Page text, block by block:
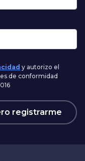
y autorizo el
de conformidad
registrarme